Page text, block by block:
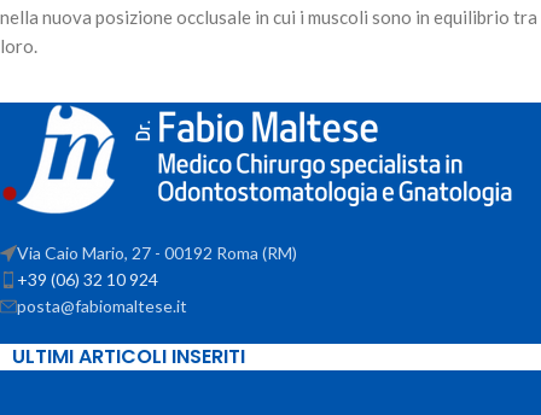
nella nuova posizione occlusale in cui i muscoli sono in equilibrio tra
loro.
Via Caio Mario, 27 - 00192 Roma (RM)
+39 (06) 32 10 924
posta@fabiomaltese.it
ULTIMI ARTICOLI INSERITI